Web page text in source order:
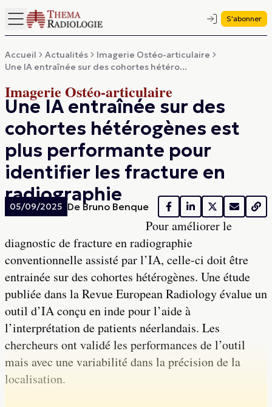
S'abonner
Accueil Actualités
Imagerie Ostéo-articulaire
Une IA entraînée sur des cohortes hétéro...
Imagerie Ostéo-articulaire
Une IA entraînée sur des
cohortes hétérogènes est
plus performante pour
identifier les fracture en
radiographie
05/09/2025 De Bruno Benque
Pour améliorer le
diagnostic de fracture en radiographie
conventionnelle assisté par l’IA, celle-ci doit être
entrainée sur des cohortes hétérogènes. Une étude
publiée dans la Revue European Radiology évalue un
outil d’IA conçu en inde pour l’aide à
l’interprétation de patients néerlandais. Les
chercheurs ont validé les performances de l’outil
mais avec une variabilité dans la précision de la
localisation.